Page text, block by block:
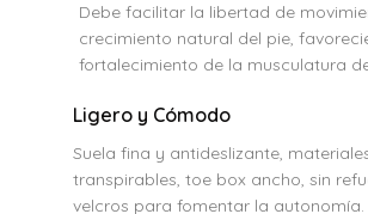
Debe facilitar la libertad de
crecimiento natural del pie,
fortalecimiento de la musculatura
Ligero y Cómodo
Suela fina y antideslizante,
transpirables, toe box ancho, sin
velcros para fomentar la autonomía.